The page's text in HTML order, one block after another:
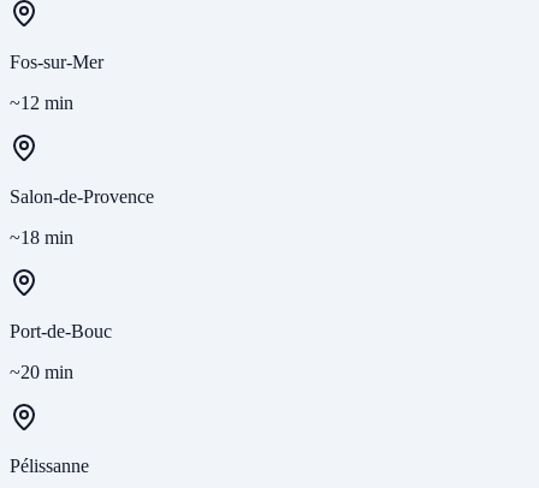
Fos-sur-Mer
~12 min
Salon-de-Provence
~18 min
Port-de-Bouc
~20 min
Pélissanne